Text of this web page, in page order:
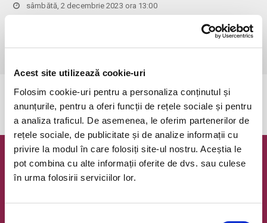
Acest site utilizează cookie-uri
Folosim cookie-uri pentru a personaliza conținutul și
anunțurile, pentru a oferi funcții de rețele sociale și pentru
a analiza traficul. De asemenea, le oferim partenerilor de
rețele sociale, de publicitate și de analize informații cu
privire la modul în care folosiți site-ul nostru. Aceștia le
pot combina cu alte informații oferite de dvs. sau culese
în urma folosirii serviciilor lor.
sâmbătă, 2 decembrie 2023 ora 13:00
Evenimentul a expirat.
Newsletter @ Bilete.ro